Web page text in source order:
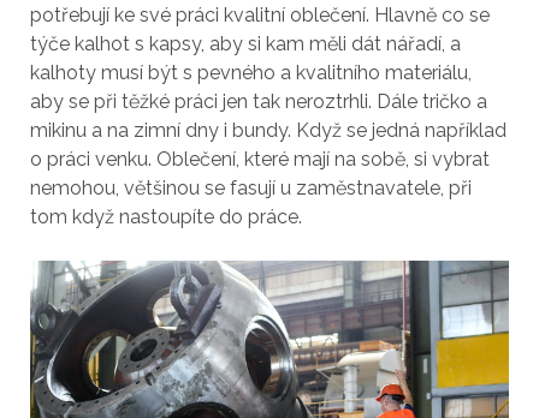
potřebují ke své práci kvalitní oblečení. Hlavně co se
týče kalhot s kapsy, aby si kam měli dát nářadí, a
kalhoty musí být s pevného a kvalitního materiálu,
aby se při těžké práci jen tak neroztrhli. Dále tričko a
mikinu a na zimní dny i bundy. Když se jedná například
o práci venku. Oblečení, které mají na sobě, si vybrat
nemohou, většinou se fasují u zaměstnavatele, při
tom když nastoupíte do práce.